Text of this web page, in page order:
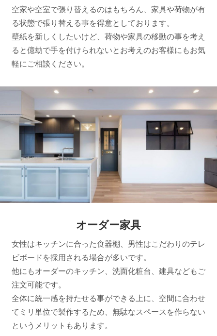
空家や空室で張り替えるのはもちろん、家具や荷物が有
る状態で張り替える事を得意としております。
壁紙を新しくしたいけど、荷物や家具の移動の事を考え
ると億劫で手を付けられないとお考えのお客様にもお気
軽にご相談ください。
オーダー家具
女性はキッチンに合った食器棚、男性はこだわりのテレ
ビボードを採用される場合が多いです。
他にもオーダーのキッチン、洗面化粧台、建具などもご
注文可能です。
全体に統一感を持たせる事ができる上に、空間に合わせ
てミリ単位で製作するため、無駄なスペースを作らない
というメリットもあります。